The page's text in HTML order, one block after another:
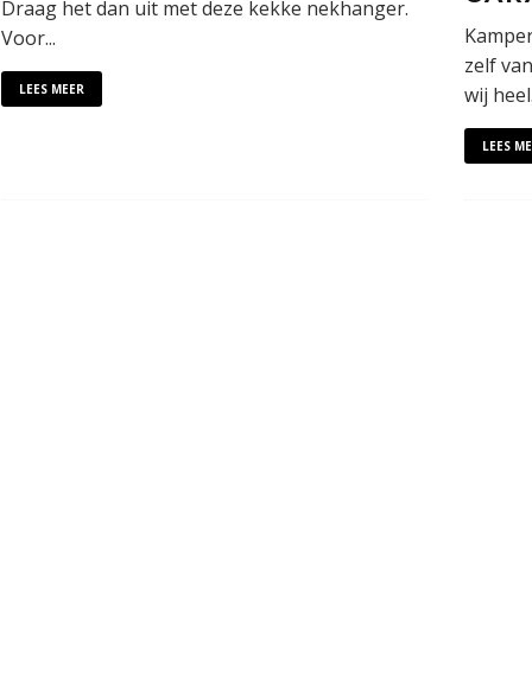
Draag het dan uit met deze kekke nekhanger.
Voor...
LEES MEER
zelf
wij heel
LEES